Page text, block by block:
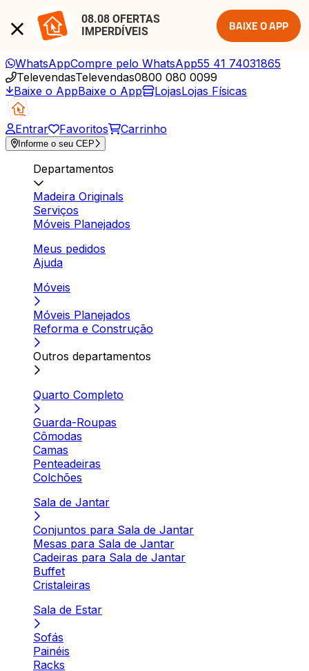
08.08 OFERTAS
IMPERDÍVEIS
BAIXE O APP
WhatsAppCompre pelo WhatsApp55 41 74031865
TelevendasTelevendas0800 080 0099
Baixe o AppBaixe o App LojasLojas Físicas
Entrar Favoritos Carrinho
Informe o seu CEP
Departamentos
Madeira Originals
Serviços
Móveis Planejados
Meus pedidos
Ajuda
Móveis
Móveis Planejados
Reforma e Construção
Outros departamentos
Quarto Completo
Guarda-Roupas
Cômodas
Camas
Penteadeiras
Colchões
Sala de Jantar
Conjuntos para Sala de Jantar
Mesas para Sala de Jantar
Cadeiras para Sala de Jantar
Buffet
Cristaleiras
Sala de Estar
Sofás
Painéis
Racks